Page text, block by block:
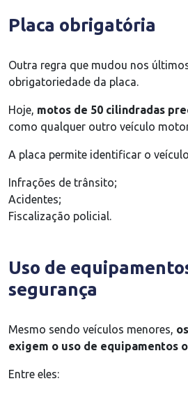
Placa obrigatória
Outra regra que mudou nos
obrigatoriedade da placa.
Hoje, motos de 50 cilindradas
como qualquer outro veículo
A placa permite identificar o
Infrações de trânsito;
Acidentes;
Fiscalização policial.
Uso de
segurança
Mesmo sendo veículos menores,
exigem o uso de equipamentos
Entre eles: